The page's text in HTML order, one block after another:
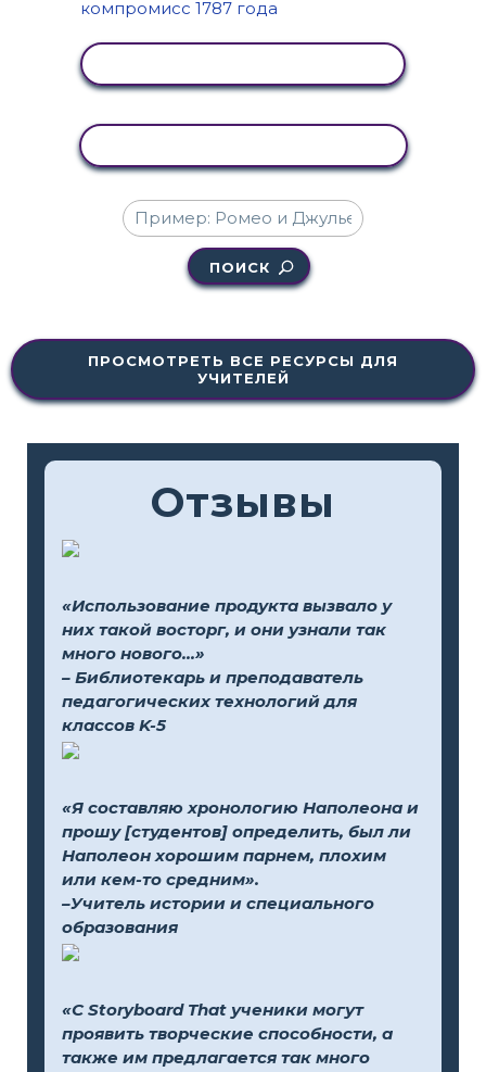
ПОИСК
ПРОСМОТРЕТЬ ВСЕ РЕСУРСЫ ДЛЯ
УЧИТЕЛЕЙ
Отзывы
«Использование продукта вызвало у
них такой восторг, и они узнали так
много нового...»
– Библиотекарь и преподаватель
педагогических технологий для
классов K-5
«Я составляю хронологию Наполеона и
прошу [студентов] определить, был ли
Наполеон хорошим парнем, плохим
или кем-то средним».
–Учитель истории и специального
образования
«С Storyboard That ученики могут
проявить творческие способности, а
также им предлагается так много